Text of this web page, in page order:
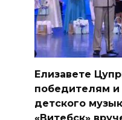
Елизавете
победителям и
детского